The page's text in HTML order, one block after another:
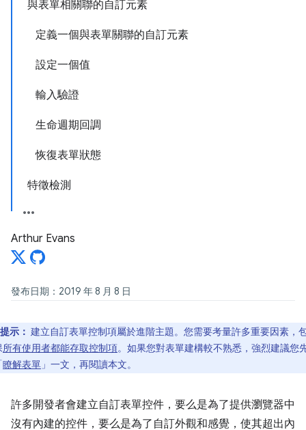
與表單相關聯的自訂元素
定義一個與表單關聯的自訂元素
設定一個值
輸入驗證
生命週期回調
恢復表單狀態
特徵檢測
Arthur Evans
發布日期：2019 年 8 月 8 日
提示： 建立自訂表單控制項屬於進階主題。您需要考量許多重要因素，
所有使用者都能存取控制項。如果您對表單建構較不熟悉，強烈建議您
瞭解表單 」一文，再閱讀本文。
許多開發者會建立自訂表單控件，要么是為了提供瀏覽器中
沒有內建的控件，要么是為了自訂外觀和感覺，使其超出內